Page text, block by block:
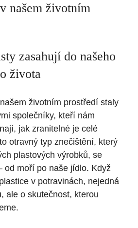
našem životním
zasahují do našeho
života
životním prostředí staly
společníky, kteří nám
jak zranitelné je celé
otravný typ znečištění, který
plastových výrobků, se
moří po naše jídlo. Když
v potravinách, nejedná
ale o skutečnost, kterou